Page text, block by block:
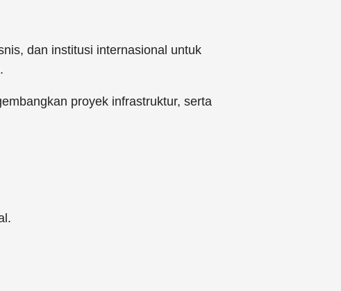
dan institusi internasional untuk
proyek infrastruktur, serta